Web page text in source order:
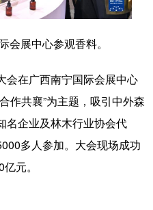
能源 会展
时尚 悦读
亚太网 上市公司
展中心参观香料。
在广西南宁国际会展中心
作共襄”为主题，吸引中外森
名企业及林木行业协会代
多人参加。大会现场成功
元。